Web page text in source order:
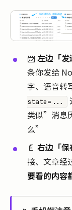
📨左边「发
条你发给
字、语音转
state=...
类似”消息
么”
📄 右边「保
接、文章经
要看的内容